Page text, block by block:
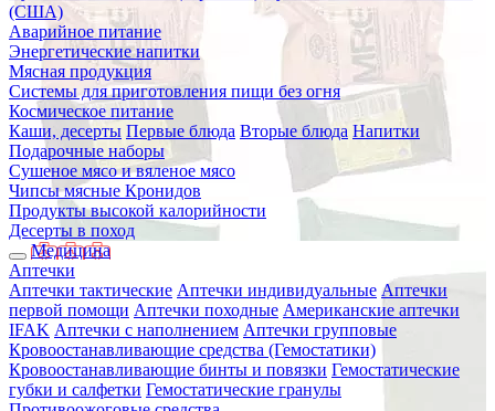
(США)
Аварийное питание
Энергетические напитки
Мясная продукция
Системы для приготовления пищи без огня
Космическое питание
Каши, десерты Первые блюда Вторые блюда Напитки
Подарочные наборы
Сушеное мясо и вяленое мясо
Чипсы мясные Кронидов
Продукты высокой калорийности
Десерты в поход
Медицина
Аптечки
Аптечки тактические Аптечки индивидуальные Аптечки
первой помощи Аптечки походные Американские аптечки
IFAK Аптечки с наполнением Аптечки групповые
Кровоостанавливающие средства (Гемостатики)
Кровоостанавливающие бинты и повязки Гемостатические
губки и салфетки Гемостатические гранулы